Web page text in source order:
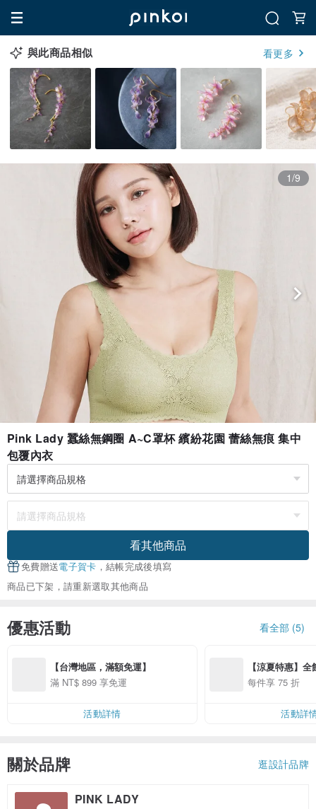
與此商品相似 看更多
1/9
Pink Lady 蠶絲無鋼圈 A~C罩杯 繽紛花園 蕾絲無痕 集中
包覆內衣
看其他商品
免費贈送電子賀卡 ，結帳完成後填寫
商品已下架，請重新選取其他商品
優惠活動 看全部 (5)
【台灣地區，滿額免運】
滿 NT$ 899 享免運
活動詳情
【涼夏特惠】
每件享 75 折
活動詳
關於品牌 逛設計品牌
PINK LADY